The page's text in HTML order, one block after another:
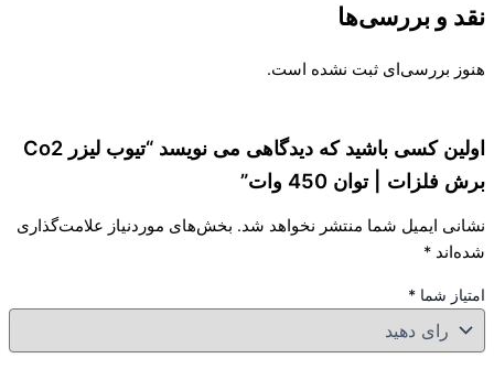
نقد و بررسی‌ها
هنوز بررسی‌ای ثبت نشده است.
اولین کسی باشید که دیدگاهی می نویسد “تیوب لیزر Co2
برش فلزات | توان 450 وات”
نشانی ایمیل شما منتشر نخواهد شد. بخش‌های موردنیاز علامت‌گذاری
شده‌اند *
امتیاز شما *